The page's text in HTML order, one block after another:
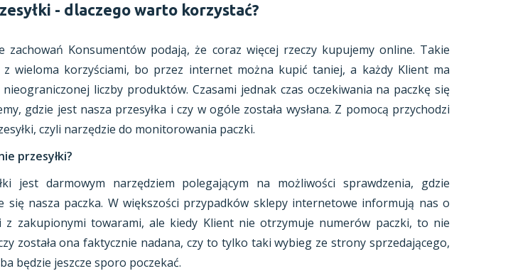
- dlaczego warto korzystać?
zachowań Konsumentów podają, że coraz więcej rzeczy kupujemy online. Takie
z wieloma korzyściami, bo przez internet można kupić taniej, a każdy Klient ma
liczby produktów. Czasami jednak czas oczekiwania na paczkę się
gdzie jest nasza przesyłka i czy w ogóle została wysłana. Z pomocą przychodzi
czyli narzędzie do monitorowania paczki.
przesyłki?
jest darmowym narzędziem polegającym na możliwości sprawdzenia, gdzie
się nasza paczka. W większości przypadków sklepy internetowe informują nas o
z zakupionymi towarami, ale kiedy Klient nie otrzymuje numerów paczki, to nie
została ona faktycznie nadana, czy to tylko taki wybieg ze strony sprzedającego,
będzie jeszcze sporo poczekać.